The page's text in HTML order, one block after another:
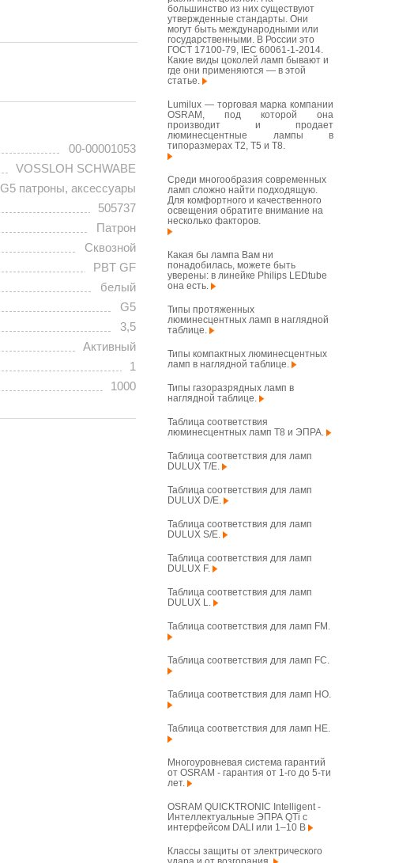
00-00001053
VOSSLOH SCHWABE
G5 патроны, аксессуары
505737
Патрон
Сквозной
PBT GF
белый
G5
3,5
Активный
1
1000
большинство из них существуют
утвержденные стандарты. Они
могут быть международными или
государственными. В России это
ГОСТ 17100-79, IEC 60061-1-2014.
Какие виды цоколей ламп бывают и
где они применяются — в этой
статье.
Lumilux — торговая марка компании
OSRAM, под которой она
производит и продает
люминесцентные лампы в
типоразмерах T2, T5 и T8.
Среди многообразия современных
ламп сложно найти подходящую.
Для комфортного и качественного
освещения обратите внимание на
несколько факторов.
Какая бы лампа Вам ни
понадобилась, можете быть
уверены: в линейке Philips LEDtube
она есть.
Типы протяженных
люминесцентных ламп в наглядной
таблице.
Типы компактных люминесцентных
ламп в наглядной таблице.
Типы газоразрядных ламп в
наглядной таблице.
Таблица соответствия
люминесцентных ламп T8 и ЭПРА.
Таблица соответствия для ламп
DULUX T/E.
Таблица соответствия для ламп
DULUX D/E.
Таблица соответствия для ламп
DULUX S/E.
Таблица соответствия для ламп
DULUX F.
Таблица соответствия для ламп
DULUX L.
Таблица соответствия для ламп FM.
Таблица соответствия для ламп FC.
Таблица соответствия для ламп HO.
Таблица соответствия для ламп HE.
Многоуровневая система гарантий
от OSRAM - гарантия от 1-го до 5-ти
лет.
OSRAM QUICKTRONIC Intelligent -
Интеллектуальные ЭПРА QTi с
интерфейсом DALI или 1–10 В
Классы защиты от электрического